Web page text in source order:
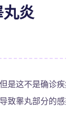
炎
是这不是确诊
致睾丸部分的